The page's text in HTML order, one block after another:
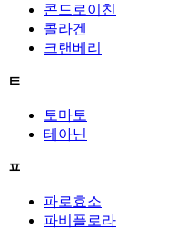
콘드로이친
콜라겐
크랜베리
ㅌ
토마토
테아닌
ㅍ
파로효소
파비플로라